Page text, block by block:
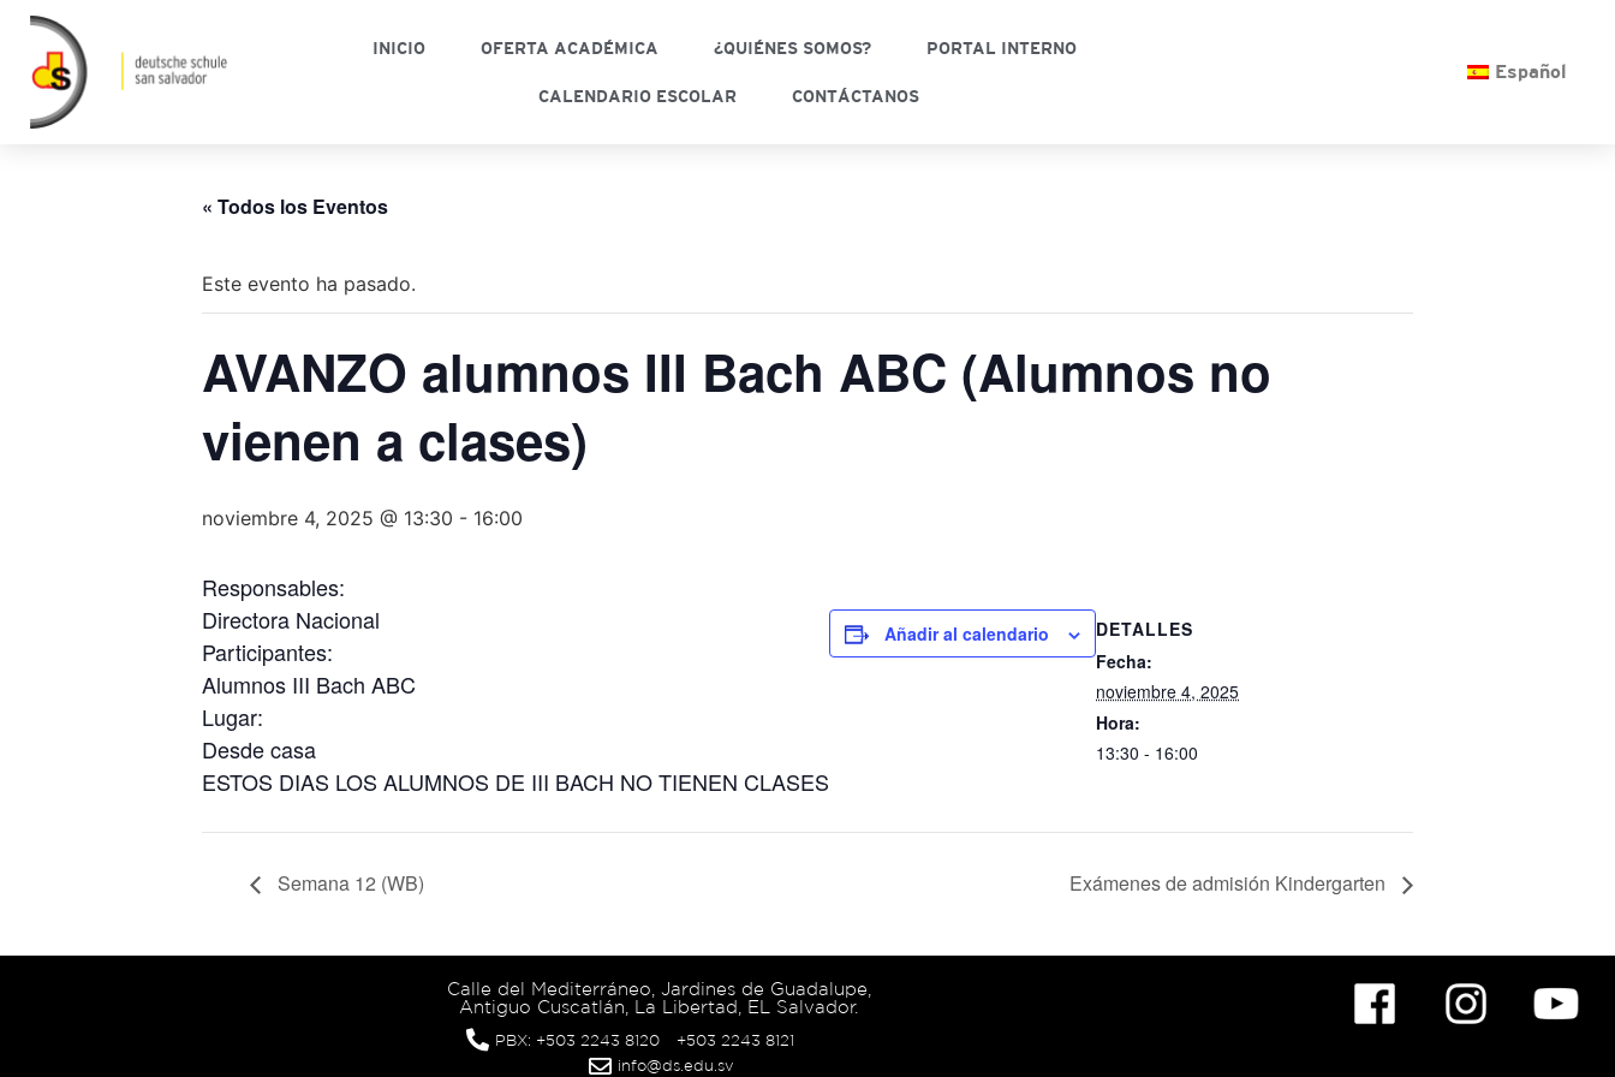
INICIO OFERTA ACADÉMICA ¿QUIÉNES SOMOS? PORTAL INTERNO
CALENDARIO ESCOLAR CONTÁCTANOS
Español
« Todos los Eventos
Este evento ha pasado.
AVANZO alumnos III Bach ABC (Alumnos no
vienen a clases)
noviembre 4, 2025 @ 13:30 - 16:00
Responsables:
Directora Nacional
Participantes:
Alumnos III Bach ABC
Lugar:
Desde casa
ESTOS DIAS LOS ALUMNOS DE III BACH NO TIENEN CLASES
Añadir al calendario
DETALLES
Fecha:
noviembre 4, 2025
Hora:
13:30 - 16:00
Semana 12 (WB) Exámenes de admisión Kindergarten
Calle del Mediterráneo, Jardines de Guadalupe,
Antiguo Cuscatlán, La Libertad, EL Salvador.
PBX: +503 2243 8120
+503 2243 8121
info@ds.edu.sv